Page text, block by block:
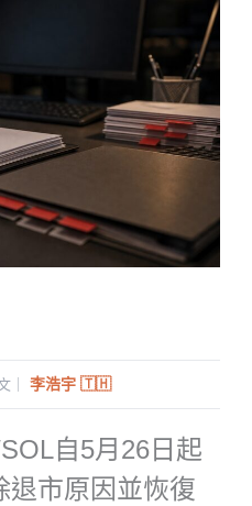
｜ 李浩宇 🇹🇭
自5月26日起
退市原因並恢復